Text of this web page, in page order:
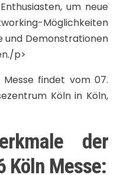
um neue
Möglichkeiten
und Demonstrationen
p>
findet vom 07.
Köln in Köln,
der
Köln Messe: